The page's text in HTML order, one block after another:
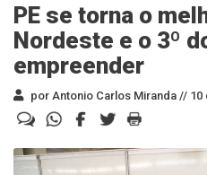
PE se torna o
Nordeste e o 3º
empreender
por Antonio Carlos Miranda // 10